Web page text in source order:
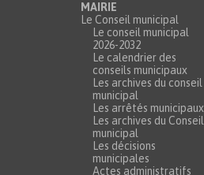
MAIRIE
Le Conseil municipal
Le conseil municipal
2026-2032
Le calendrier des
conseils municipaux
Les archives du conseil
municipal
Les arrêtés municipaux
Les archives du Conseil
municipal
Les décisions
municipales
Actes administratifs